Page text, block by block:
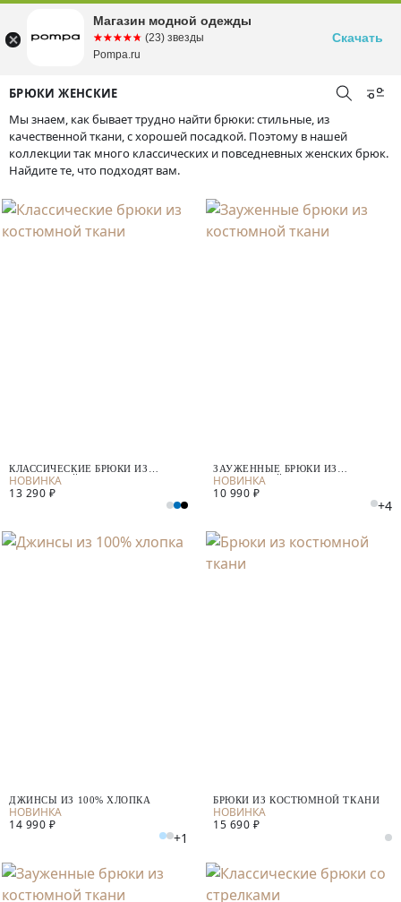
БРЮКИ ЖЕНСКИЕ
Мы знаем, как бывает трудно найти брюки: стильные, из
качественной ткани, с хорошей посадкой. Поэтому в нашей
коллекции так много классических и повседневных женских брюк.
Найдите те, что подходят вам.
КЛАССИЧЕСКИЕ БРЮКИ ИЗ
КОСТЮМНОЙ ТКАНИ
13 290 ₽
ЗАУЖЕННЫЕ БРЮКИ ИЗ
КОСТЮМНОЙ ТКАНИ
10 990 ₽
+4
ДЖИНСЫ ИЗ 100% ХЛОПКА
14 990 ₽
+1
БРЮКИ ИЗ КОСТЮМНОЙ ТКАНИ
15 690 ₽
Магазин модной одежды
☆☆☆☆☆
★★★★★ (23) звезды
Pompa.ru
Скачать